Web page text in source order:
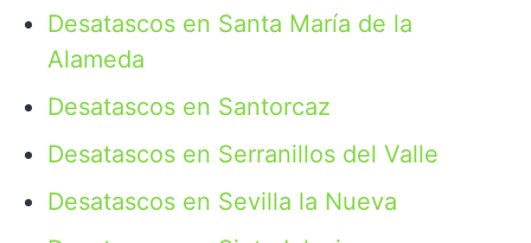
Desatascos en Santa María de la
Alameda
Desatascos en Santorcaz
Desatascos en Serranillos del Valle
Desatascos en Sevilla la Nueva